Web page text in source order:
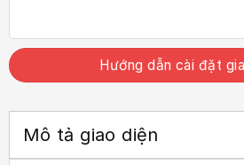
Hướng dẫn cài đặt
Mô tả giao diện